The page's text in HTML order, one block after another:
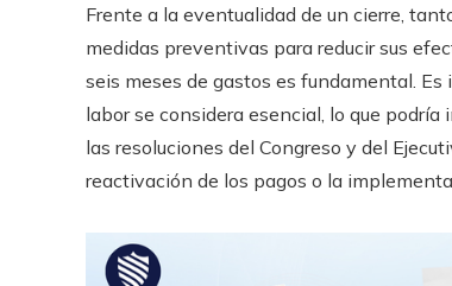
Frente a la eventualidad de un cierre,
medidas preventivas para reducir sus
seis meses de gastos es fundamental.
labor se considera esencial, lo que
las resoluciones del Congreso y del
reactivación de los pagos o la